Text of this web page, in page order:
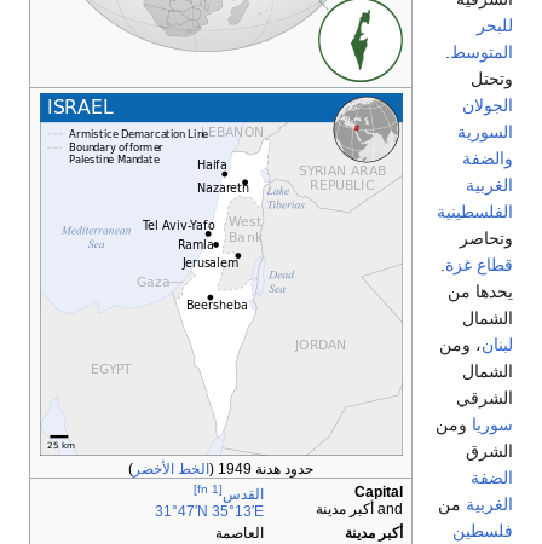
حدود هدنة 1949 ( الخط الأخضر)
Capital
القدس[fn 1]
31°47′N 35°13′E
أكبر مدينة
العاصمة
.
غزة.
من
، ومن
ومن
من